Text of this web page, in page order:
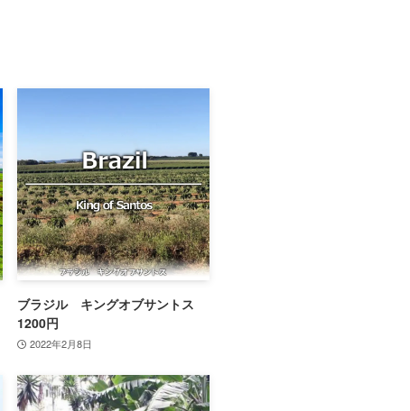
ブラジル キングオブサントス
1200円
2022年2月8日